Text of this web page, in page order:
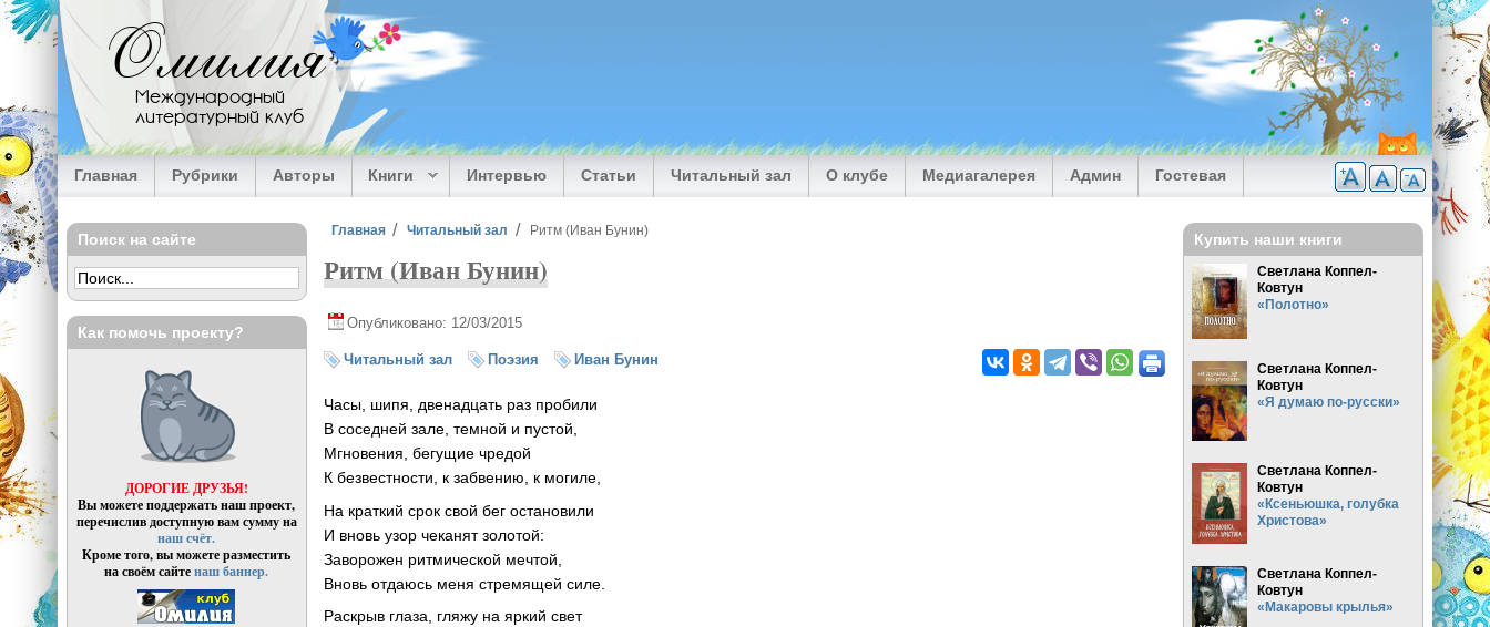
Перейти к основному содержанию
Омилия
Международный
литературный клуб
Главная Рубрики Авторы Книги Интервью Статьи Читальный зал О клубе Медиагалерея Админ Гостевая
Вы здесь
Главная Читальный зал Ритм (Иван Бунин)
Ритм (Иван Бунин)
Опубликовано: 12/03/2015
Читальный зал Поэзия Иван Бунин
Часы, шипя, двенадцать раз пробили
В соседней зале, темной и пустой,
Мгновения, бегущие чредой
К безвестности, к забвению, к могиле,
На краткий срок свой бег остановили
И вновь узор чеканят золотой:
Заворожен ритмической мечтой,
Вновь отдаюсь меня стремящей силе.
Раскрыв глаза, гляжу на яркий свет
Поиск на сайте
Как помочь проекту?
ДОРОГИЕ ДРУЗЬЯ!
Вы можете поддержать наш проект,
перечислив доступную вам сумму на
наш счёт.
Кроме того, вы можете разместить
на своём сайтенаш баннер.
Купить наши книги
Светлана Коппел-
Ковтун
«Полотно»
Светлана Коппел-
Ковтун
«Я думаю по-русски»
Светлана Коппел-
Ковтун
«Ксеньюшка, голубка
Христова»
Светлана Коппел-
Ковтун
«Макаровы крылья»